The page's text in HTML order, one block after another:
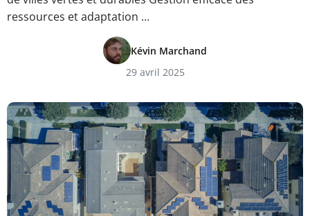
ressources et adaptation …
Kévin Marchand
29 avril 2025